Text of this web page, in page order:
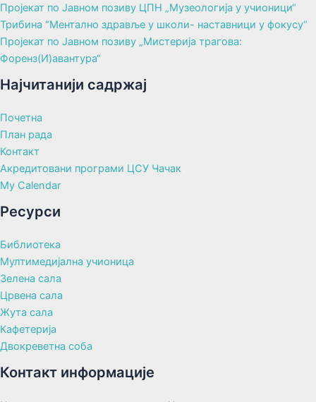
Пројекат по Јавном позиву ЦПН „Музеологија у учионици“
Трибина “Ментално здравље у школи- наставници у фокусу“
Пројекат по Јавном позиву „Мистерија трагова:
Форенз(И)авантура“
Најчитанији садржај
Почетна
План рада
Контакт
Акредитовани програми ЦСУ Чачак
My Calendar
Ресурси
Библиотека
Мултимедијална учионица
Зелена сала
Црвена сала
Жута сала
Кафетерија
Двокреветна соба
Контакт информације